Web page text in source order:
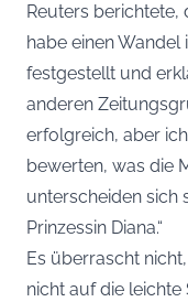
Reuters berichtete,
habe einen
festgestellt und
anderen
erfolgreich, aber
bewerten, was die
unterscheiden sich
Prinzessin Diana.“
Es überrascht
nicht auf die leichte